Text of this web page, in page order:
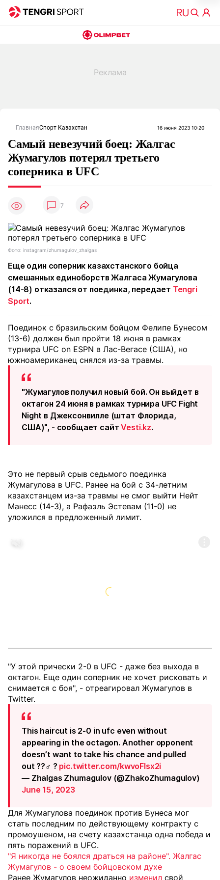
ГлавнаяСпорт Казахстан 16 июня 2023 10:20
Самый невезучий боец: Жалгас
Жумагулов потерял третьего
соперника в UFC
7
Фото: instagram/zhumagulov_zhalgas
Еще один соперник казахстанского бойца
смешанных единоборств Жалгаса Жумагулова
(14-8) отказался от поединка, передает Tengri
Sport.
Поединок с бразильским бойцом Фелипе Бунесом
(13-6) должен был пройти 18 июня в рамках
турнира UFC on ESPN в Лас-Вегасе (США), но
южноамериканец снялся из-за травмы.
"Жумагулов получил новый бой. Он выйдет в
октагон 24 июня в рамках турнира UFC Fight
Night в Джексонвилле (штат Флорида,
США)", - сообщает сайтVesti.kz.
Это не первый срыв седьмого поединка
Жумагулова в UFC. Ранее на бой с 34-летним
казахстанцем из-за травмы не смог выйти Нейт
Манесс (14-3), а Рафаэль Эстевам (11-0) не
уложился в предложенный лимит.
"У этой прически 2-0 в UFC - даже без выхода в
октагон. Еще один соперник не хочет рисковать и
снимается с боя", - отреагировал Жумагулов в
Twitter.
This haircut is 2-0 in ufc even without
appearing in the octagon. Another opponent
doesn’t want to take his chance and pulled
out ??‍♂️ ? pic.twitter.com/kwvoFIsx2i
— Zhalgas Zhumagulov (@ZhakoZhumagulov)
June 15, 2023
Для Жумагулова поединок против Бунеса мог
стать последним по действующему контракту с
промоушеном, на счету казахстанца одна победа и
пять поражений в UFC.
"Я никогда не боялся драться на районе". Жалгас
Жумагулов - о своем бойцовском духе
Ранее Жумагулов неожиданно изменил свой